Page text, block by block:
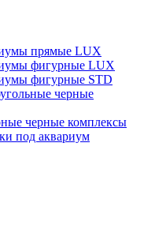
прямые LUX
фигурные LUX
фигурные STD
черные
черные комплексы
под аквариум